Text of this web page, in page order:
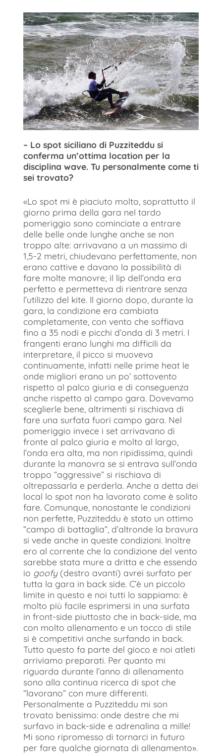
– Lo spot siciliano di Puzziteddu si
conferma un’ottima location per la
disciplina wave. Tu personalmente come ti
sei trovato?
«Lo spot mi è piaciuto molto, soprattutto il
giorno prima della gara nel tardo
pomeriggio sono cominciate a entrare
delle belle onde lunghe anche se non
troppo alte: arrivavano a un massimo di
1,5-2 metri, chiudevano perfettamente, non
erano cattive e davano la possibilità di
fare molte manovre; il lip dell’onda era
perfetto e permetteva di rientrare senza
l’utilizzo del kite. Il giorno dopo, durante la
gara, la condizione era cambiata
completamente, con vento che soffiava
fino a 35 nodi e picchi d’onda di 3 metri. I
frangenti erano lunghi ma difficili da
interpretare, il picco si muoveva
continuamente, infatti nelle prime heat le
onde migliori erano un po’ sottovento
rispetto al palco giuria e di conseguenza
anche rispetto al campo gara. Dovevamo
sceglierle bene, altrimenti si rischiava di
fare una surfata fuori campo gara. Nel
pomeriggio invece i set arrivavano di
fronte al palco giuria e molto al largo,
l’onda era alta, ma non ripidissima, quindi
durante la manovra se si entrava sull’onda
troppo “aggressive” si rischiava di
oltrepassarla e perderla. Anche a detta dei
local lo spot non ha lavorato come è solito
fare. Comunque, nonostante le condizioni
non perfette, Puzziteddu è stato un ottimo
“campo di battaglia”, d’altronde la bravura
si vede anche in queste condizioni. Inoltre
ero al corrente che la condizione del vento
sarebbe stata mure a dritta e che essendo
io goofy(destro avanti) avrei surfato per
tutta la gara in back side. C’è un piccolo
limite in questo e noi tutti lo sappiamo: è
molto più facile esprimersi in una surfata
in front-side piuttosto che in back-side, ma
con molto allenamento e un tocco di stile
si è competitivi anche surfando in back.
Tutto questo fa parte del gioco e noi atleti
arriviamo preparati. Per quanto mi
riguarda durante l’anno di allenamento
sono alla continua ricerca di spot che
“lavorano” con mure differenti.
Personalmente a Puzziteddu mi son
trovato benissimo: onde destre che mi
surfavo in back-side e adrenalina a mille!
Mi sono ripromesso di tornarci in futuro
per fare qualche giornata di allenamento».